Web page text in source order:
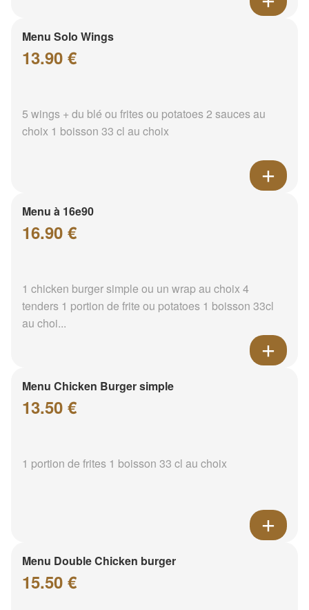
Menu Solo Wings
13.90 €
5 wings + du blé ou frites ou potatoes 2 sauces au
choix 1 boisson 33 cl au choix
Menu à 16e90
16.90 €
1 chicken burger simple ou un wrap au choix 4
tenders 1 portion de frite ou potatoes 1 boisson 33cl
au choi...
Menu Chicken Burger simple
13.50 €
1 portion de frites 1 boisson 33 cl au choix
Menu Double Chicken burger
15.50 €